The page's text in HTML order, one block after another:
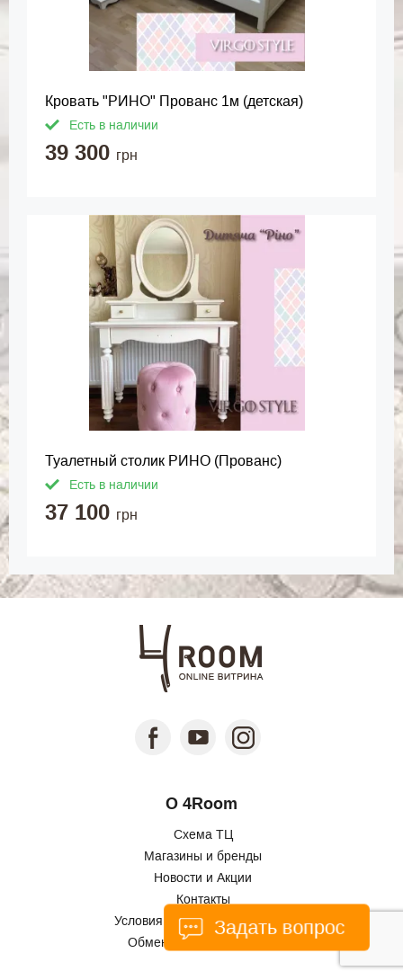
Задать вопрос
Кровать "РИНО" Прованс 1м (детская)
Есть в наличии
39 300 грн
Туалетный столик РИНО (Прованс)
Есть в наличии
37 100 грн
О 4Room
Схема ТЦ
Магазины и бренды
Новости и Акции
Контакты
Условия использования сайта
Обмен и возврат товаров